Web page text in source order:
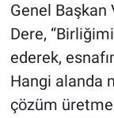
Genel Başkan
Dere,
ederek,
Hangi alanda
çözüm